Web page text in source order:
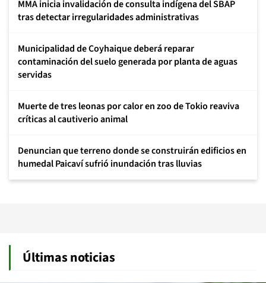
MMA inicia invalidación de consulta indígena del SBAP
tras detectar irregularidades administrativas
Municipalidad de Coyhaique deberá reparar
contaminación del suelo generada por planta de aguas
servidas
Muerte de tres leonas por calor en zoo de Tokio reaviva
críticas al cautiverio animal
Denuncian que terreno donde se construirán edificios en
humedal Paicaví sufrió inundación tras lluvias
Últimas noticias